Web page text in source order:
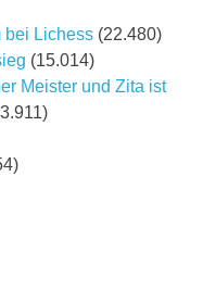
bei Lichess (22.480)
(15.014)
Meister und Zita ist